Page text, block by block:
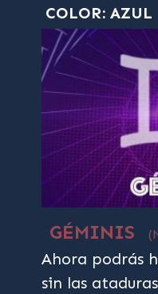
COLOR: AZUL
GÉMINIS
Ahora podrás
sin las